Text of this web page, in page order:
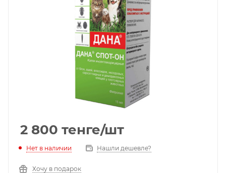
2 800 тенге/шт
Нет в наличии Нашли дешевле?
Хочу в подарок